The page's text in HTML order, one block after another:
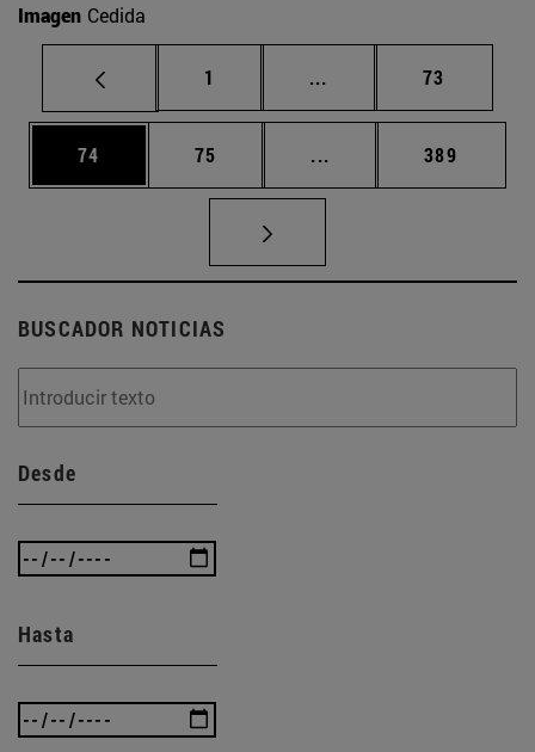
Imagen Cedida
Página
1 ... Páginas intermedias
Página
73
Página
74 Página
75 ... Páginas intermedias
Página
389
BUSCADOR NOTICIAS
Desde
Hasta